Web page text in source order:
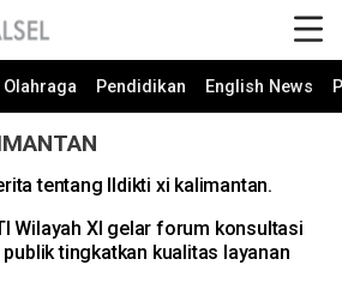
Olahraga Pendidikan English News
tentang lldikti xi kalimantan.
Wilayah XI gelar forum konsultasi
publik tingkatkan kualitas layanan